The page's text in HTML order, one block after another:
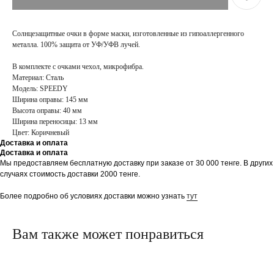
Солнцезащитные очки в форме маски, изготовленные из гипоаллергенного
металла. 100% защита от УФ/УФВ лучей.
В комплекте с очками чехол, микрофибра.
Материал: Сталь
Модель: SPEEDY
Ширина оправы: 145 мм
Высота оправы: 40 мм
Ширина переносицы: 13 мм
Цвет: Коричневый
Доставка и оплата
Доставка и оплата
Мы предоставляем бесплатную доставку при заказе от 30 000 тенге. В других
случаях стоимость доставки 2000 тенге.
Более подробно об условиях доставки можно узнать тут
Вам также может понравиться
ПОКУПАТЕЛЯМ МАГАЗИН
Доставка
Возврат и обмен
Блог